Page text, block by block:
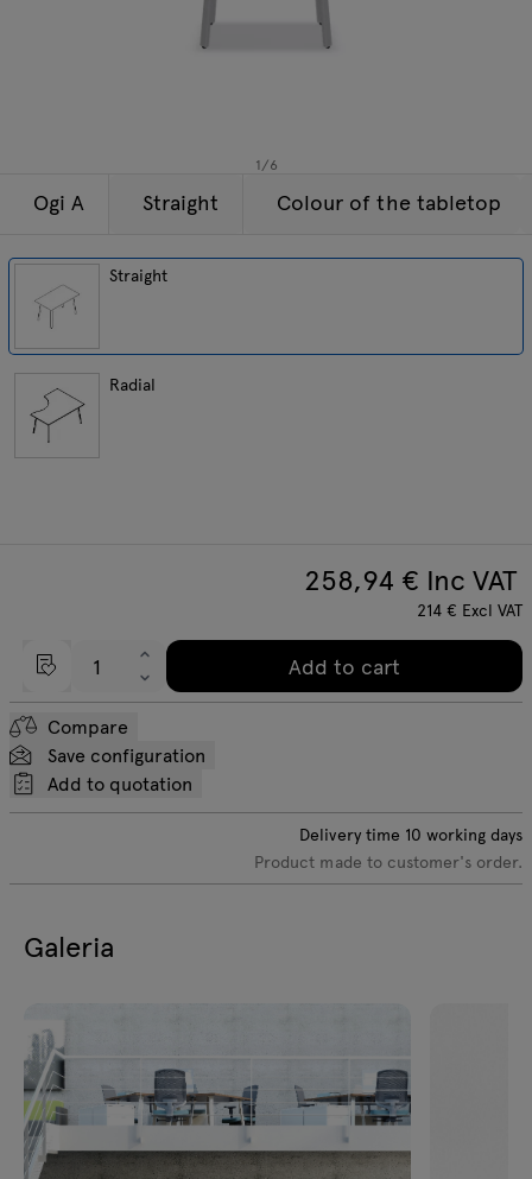
1/6
Ogi A
Straight
Radial
Straight Colour of the tabletop
258,94 € Inc VAT
214€ Excl VAT
Add to cart
Compare
Save configuration
Add to quotation
Delivery time 10 working days
Product made to customer's order.
Galeria